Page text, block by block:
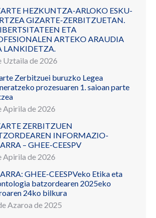
HEZKUNTZA-ARLOKO ESKU-
GIZARTE-ZERBITZUETAN.
ETA
ARTEKO ARAUDIA
LANKIDETZA.
Uztaila de 2026
Zerbitzuei buruzko Legea
prozesuaren 1. saioan parte
Apirila de 2026
ZERBITZUEN
INFORMAZIO-
– GHEE-CEESPV
Apirila de 2026
GHEE-CEESPVeko Etika eta
batzordearen 2025eko
24ko bilkura
Azaroa de 2025